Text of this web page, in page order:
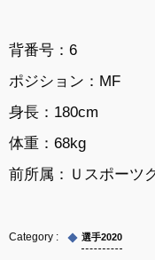
背番号：6
ポジション：MF
身長：180cm
体重：68kg
前所属：
Ｕスポーツ
選手2020